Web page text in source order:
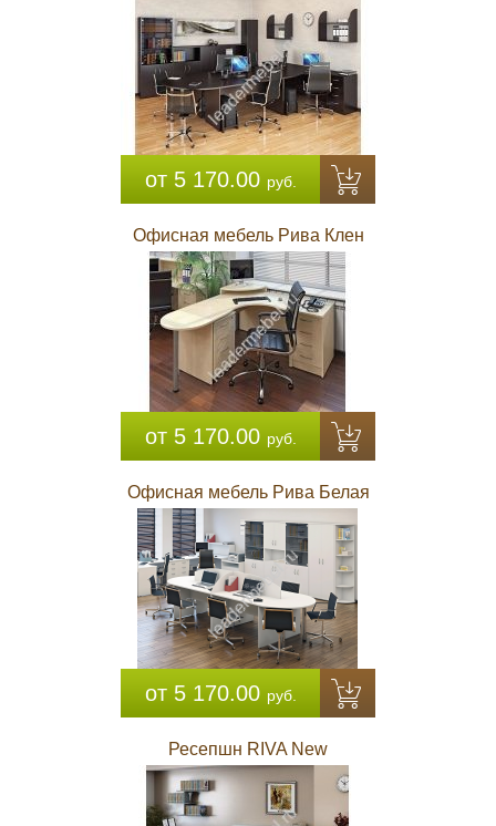
от 5 170.00 руб.
Офисная мебель Рива Клен
от 5 170.00 руб.
Офисная мебель Рива Белая
от 5 170.00 руб.
Ресепшн RIVA New